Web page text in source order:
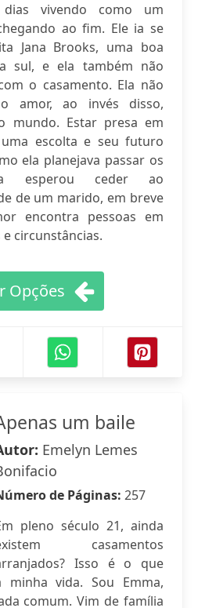
vivendo como um
ao fim. Ele ia se
Jana Brooks, uma boa
sul, e ela também não
o casamento. Ela não
amor, ao invés disso,
mundo. Estar presa em
escolta e seu futuro
ela planejava passar os
esperou ceder ao
de um marido, em breve
encontra pessoas em
circunstâncias.
Opções
um baile
Emelyn Lemes
de Páginas: 257
pleno século 21, ainda
casamentos
Isso é o que
minha vida. Sou Emma,
comum. Vim de família